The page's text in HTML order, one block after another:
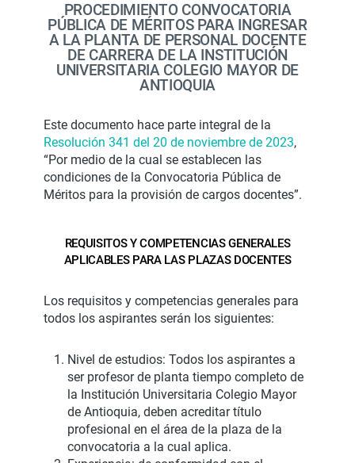
PROCEDIMIENTO CONVOCATORIA
PÚBLICA DE MÉRITOS PARA INGRESAR
A LA PLANTA DE PERSONAL DOCENTE
DE CARRERA DE LA INSTITUCIÓN
UNIVERSITARIA COLEGIO MAYOR DE
ANTIOQUIA
Este documento hace parte integral de la
Resolución 341 del 20 de noviembre de 2023,
“Por medio de la cual se establecen las
condiciones de la Convocatoria Pública de
Méritos para la provisión de cargos docentes”.
REQUISITOS Y COMPETENCIAS GENERALES
APLICABLES PARA LAS PLAZAS DOCENTES
Los requisitos y competencias generales para
todos los aspirantes serán los siguientes:
Nivel de estudios: Todos los aspirantes a
ser profesor de planta tiempo completo de
la Institución Universitaria Colegio Mayor
de Antioquia, deben acreditar título
profesional en el área de la plaza de la
convocatoria a la cual aplica.